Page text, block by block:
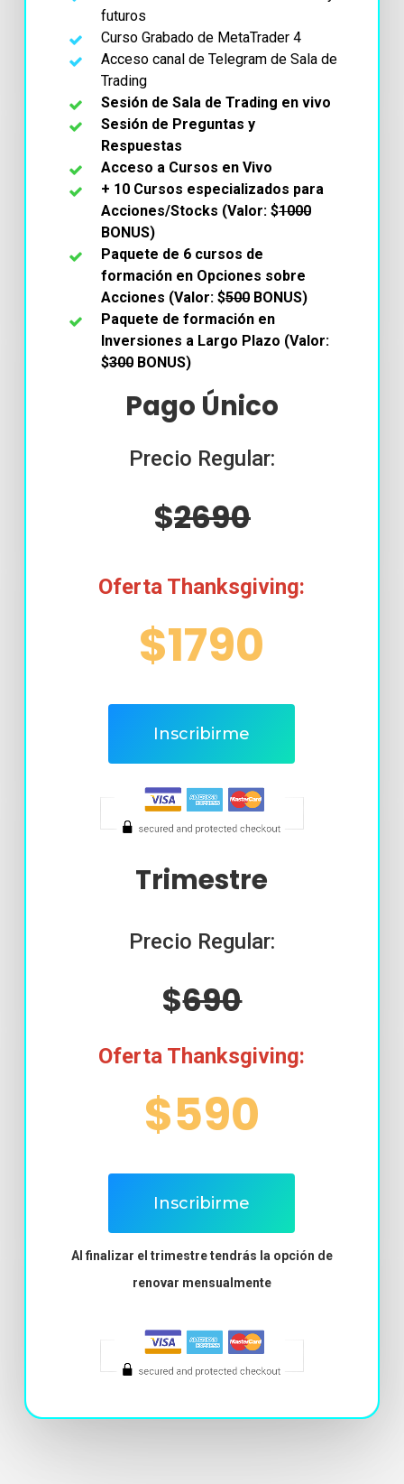
futuros
Curso Grabado de MetaTrader 4
Acceso canal de Telegram de Sala de
Trading
Sesión de Sala de Trading en vivo
Sesión de Preguntas y
Respuestas
Acceso a Cursos en Vivo
+ 10 Cursos especializados para
Acciones/Stocks (Valor: $1000
BONUS)
Paquete de 6 cursos de
formación en Opciones sobre
Acciones (Valor: $500BONUS)
Paquete de formación en
Inversiones a Largo Plazo (Valor:
$300BONUS)
Pago Único
Precio Regular:
$2690
Oferta Thanksgiving:
$1790
Inscribirme
Trimestre
Precio Regular:
$690
Oferta Thanksgiving:
$590
Inscribirme
Al finalizar el trimestre tendrás la opción de
renovar mensualmente